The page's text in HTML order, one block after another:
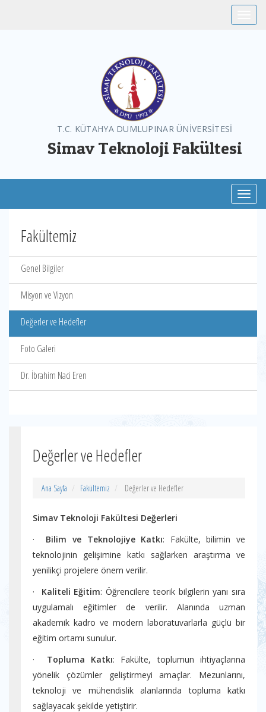
T.C. KÜTAHYA DUMLUPINAR ÜNİVERSİTESİ
Simav Teknoloji Fakültesi
Fakültemiz
Genel Bilgiler
Misyon ve Vizyon
Değerler ve Hedefler
Foto Galeri
Dr. İbrahim Naci Eren
Değerler ve Hedefler
Ana Sayfa Fakültemiz Değerler ve Hedefler
Simav Teknoloji Fakültesi Değerleri
· Bilim ve Teknolojiye Katkı: Fakülte, bilimin ve
teknolojinin gelişimine katkı sağlarken araştırma ve
yenilikçi projelere önem verilir.
· Kaliteli Eğitim: Öğrencilere teorik bilgilerin yanı sıra
uygulamalı eğitimler de verilir. Alanında uzman
akademik kadro ve modern laboratuvarlarla güçlü bir
eğitim ortamı sunulur.
· Topluma Katkı: Fakülte, toplumun ihtiyaçlarına
yönelik çözümler geliştirmeyi amaçlar. Mezunlarını,
teknoloji ve mühendislik alanlarında topluma katkı
sağlayacak şekilde yetiştirir.